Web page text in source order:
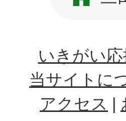
いきがい
当サイトに
アクセス